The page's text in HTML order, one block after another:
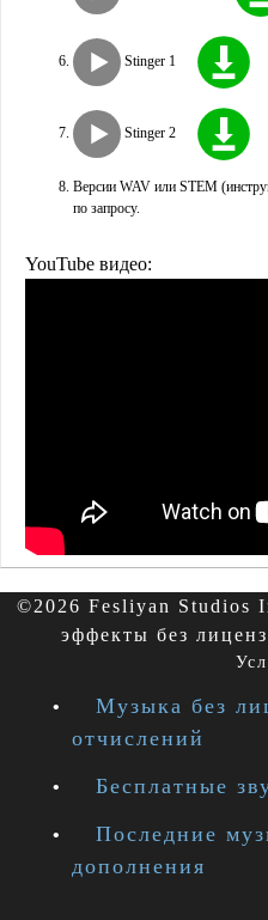
Stinger 1
Stinger 2
Версии WAV или STEM
по запросу.
YouTube видео:
©2026 Fesliyan Studios
эффекты без
Музыка без
отчислений
Бесплатные
Последние
дополнения